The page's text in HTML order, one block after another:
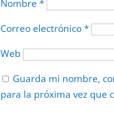
Nombre *
Correo electrónico *
Web
Guarda mi nombre,
para la próxima vez que